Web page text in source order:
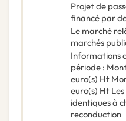
Projet de
financé par
Le marché
marchés
Informations
période :
euro(s) Ht
euro(s) Ht
identiques à
reconduction